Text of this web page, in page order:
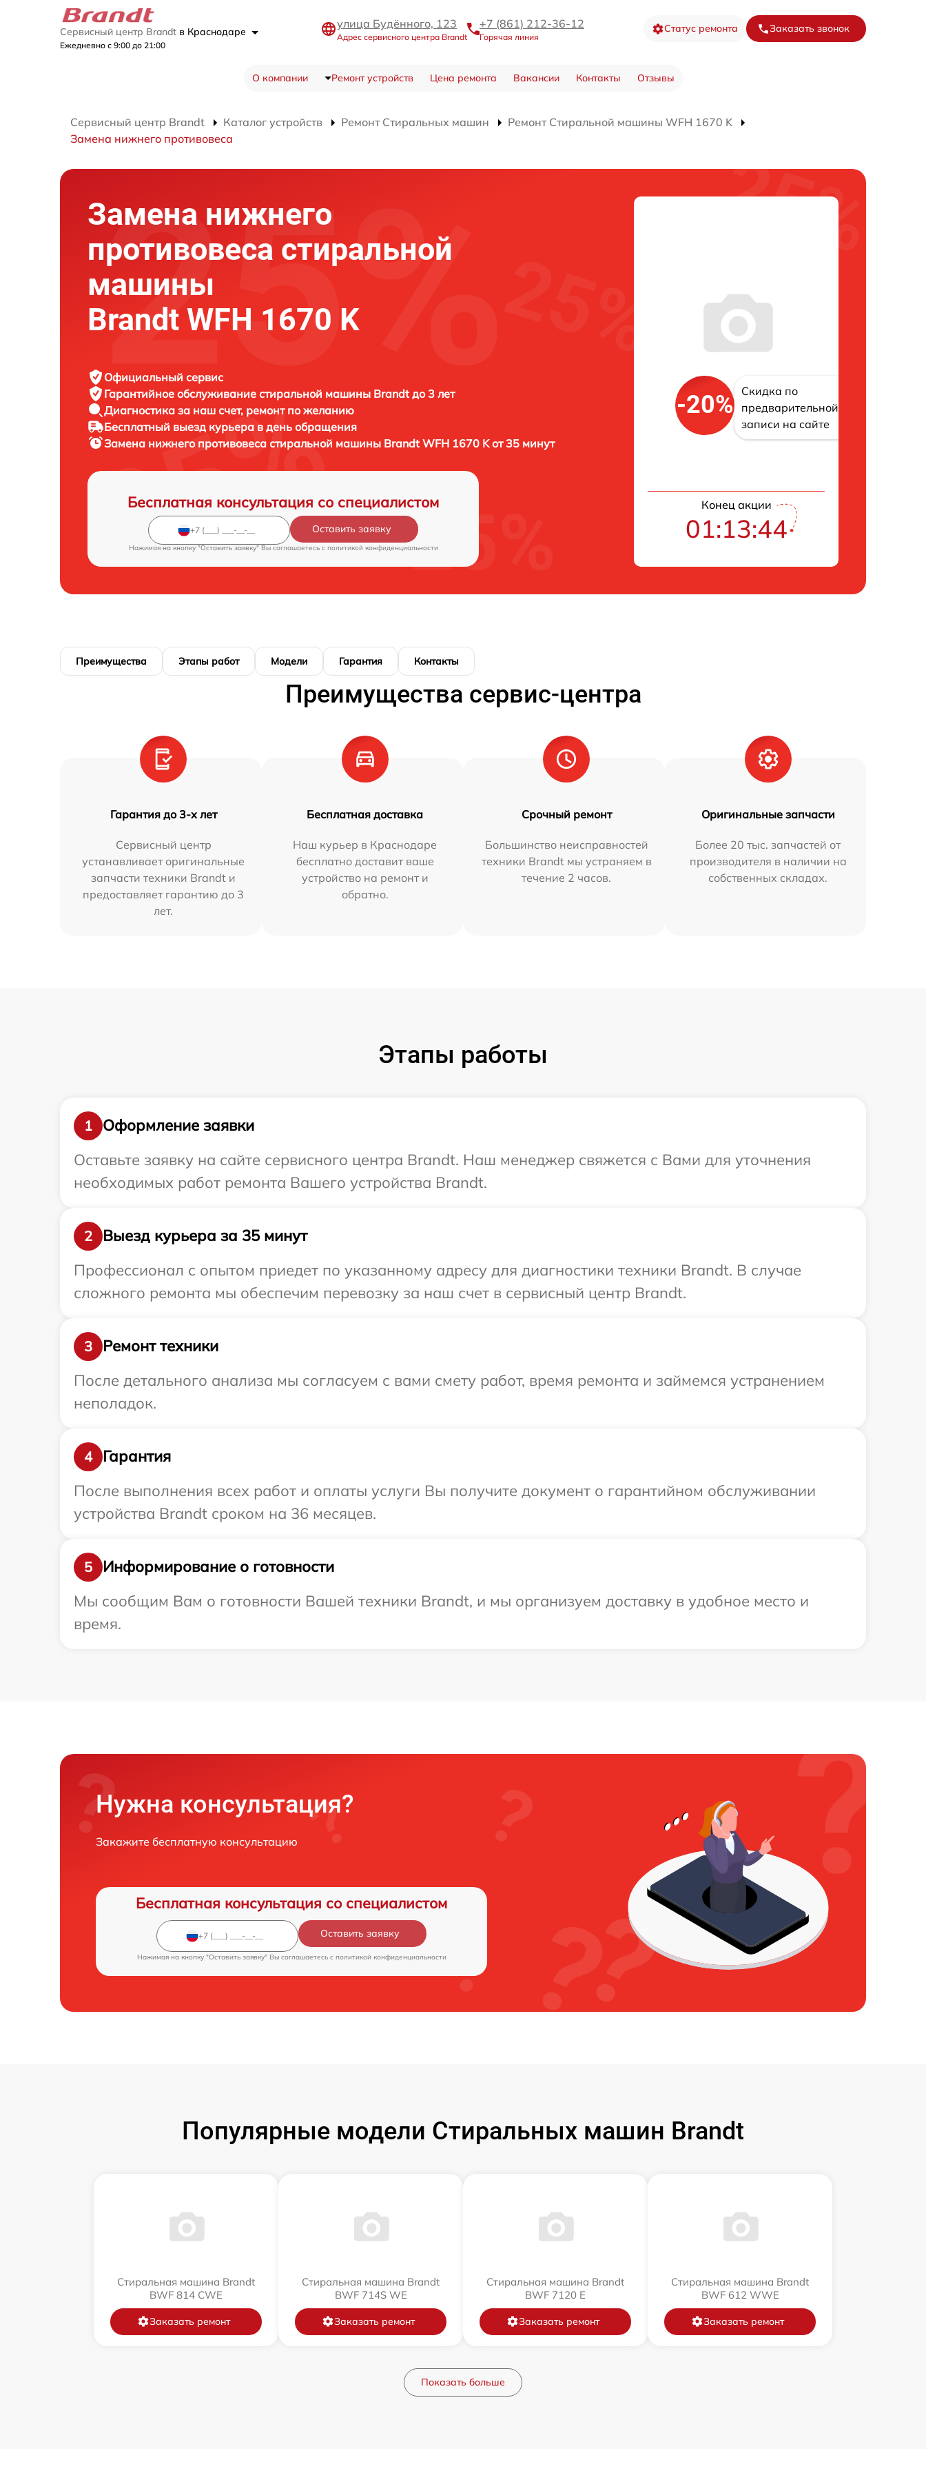
Сервисный центр Brandt в Краснодаре
Ежедневно с 9:00 до 21:00
улица Будённого, 123
Адрес сервисного центра Brandt
+7 (861) 212-36-12
Горячая линия
Статус ремонта Заказать звонок
О компании Ремонт устройств Цена ремонта Вакансии Контакты Отзывы
Сервисный центр Brandt Каталог устройств Ремонт Стиральных машин
Ремонт Стиральной машины WFH 1670 K
Замена нижнего противовеса
Замена нижнего
противовеса стиральной
машины
Brandt WFH 1670 K
Официальный сервис
Гарантийное обслуживание стиральной машины Brandt до 3 лет
Диагностика за наш счет, ремонт по желанию
Бесплатный выезд курьера в день обращения
Замена нижнего противовеса стиральной машины Brandt WFH 1670 K от 35 минут
Бесплатная консультация со специалистом
Оставить заявку
Нажимая на кнопку "Оставить заявку" Вы соглашаетесь c политикой конфиденциальности
-20%
Скидка по
предварительной
записи на сайте
Конец акции
01:13:43
Преимущества Этапы работ Модели Гарантия Контакты
Преимущества сервис-центра
Гарантия до 3-х лет
Сервисный центр
устанавливает оригинальные
запчасти техники Brandt и
предоставляет гарантию до 3
лет.
Бесплатная доставка
Наш курьер в Краснодаре
бесплатно доставит ваше
устройство на ремонт и
обратно.
Срочный ремонт
Большинство неисправностей
техники Brandt мы устраняем в
течение 2 часов.
Оригинальные запчасти
Более 20 тыс. запчастей от
производителя в наличии на
собственных складах.
Этапы работы
1
Оформление заявки
Оставьте заявку на сайте сервисного центра Brandt. Наш менеджер свяжется с Вами для уточнения
необходимых работ ремонта Вашего устройства Brandt.
2
Выезд курьера за 35 минут
Профессионал с опытом приедет по указанному адресу для диагностики техники Brandt. В случае
сложного ремонта мы обеспечим перевозку за наш счет в сервисный центр Brandt.
3
Ремонт техники
После детального анализа мы согласуем с вами смету работ, время ремонта и займемся устранением
неполадок.
4
Гарантия
После выполнения всех работ и оплаты услуги Вы получите документ о гарантийном обслуживании
устройства Brandt сроком на 36 месяцев.
5
Информирование о готовности
Мы сообщим Вам о готовности Вашей техники Brandt, и мы организуем доставку в удобное место и
время.
Нужна консультация?
Закажите бесплатную консультацию
Бесплатная консультация со специалистом
Оставить заявку
Нажимая на кнопку "Оставить заявку" Вы соглашаетесь c политикой конфиденциальности
Популярные модели Стиральных машин Brandt
Стиральная машина Brandt
BWF 814 CWE
Заказать ремонт
Стиральная машина Brandt
BWF 714S WE
Заказать ремонт
Стиральная машина Brandt
BWF 7120 E
Заказать ремонт
Стиральная машина Brandt
BWF 612 WWE
Заказать ремонт
Показать больше